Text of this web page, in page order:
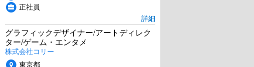
正社員
詳細
グラフィックデザイナー/アートディレク
ター/ゲーム・エンタメ
株式会社コリー
東京都